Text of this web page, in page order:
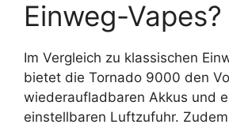
Einweg-Vapes?
Im Vergleich zu klassischen
bietet die Tornado 9000 den
wiederaufladbaren Akkus und
einstellbaren Luftzufuhr.